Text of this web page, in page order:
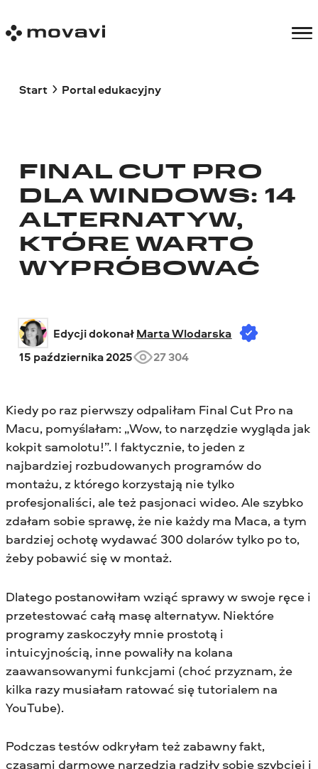
Start Portal edukacyjny
FINAL CUT PRO
DLA WINDOWS: 14
ALTERNATYW,
KTÓRE WARTO
WYPRÓBOWAĆ
Edycji dokonał Marta Wlodarska
15 października 2025
27 304
Kiedy po raz pierwszy odpaliłam Final Cut Pro na
Macu, pomyślałam: „Wow, to narzędzie wygląda jak
kokpit samolotu!”. I faktycznie, to jeden z
najbardziej rozbudowanych programów do
montażu, z którego korzystają nie tylko
profesjonaliści, ale też pasjonaci wideo. Ale szybko
zdałam sobie sprawę, że nie każdy ma Maca, a tym
bardziej ochotę wydawać 300 dolarów tylko po to,
żeby pobawić się w montaż.
Dlatego postanowiłam wziąć sprawy w swoje ręce i
przetestować całą masę alternatyw. Niektóre
programy zaskoczyły mnie prostotą i
intuicyjnością, inne powaliły na kolana
zaawansowanymi funkcjami (choć przyznam, że
kilka razy musiałam ratować się tutorialem na
YouTube).
Podczas testów odkryłam też zabawny fakt,
czasami darmowe narzędzia radziły sobie szybciej i